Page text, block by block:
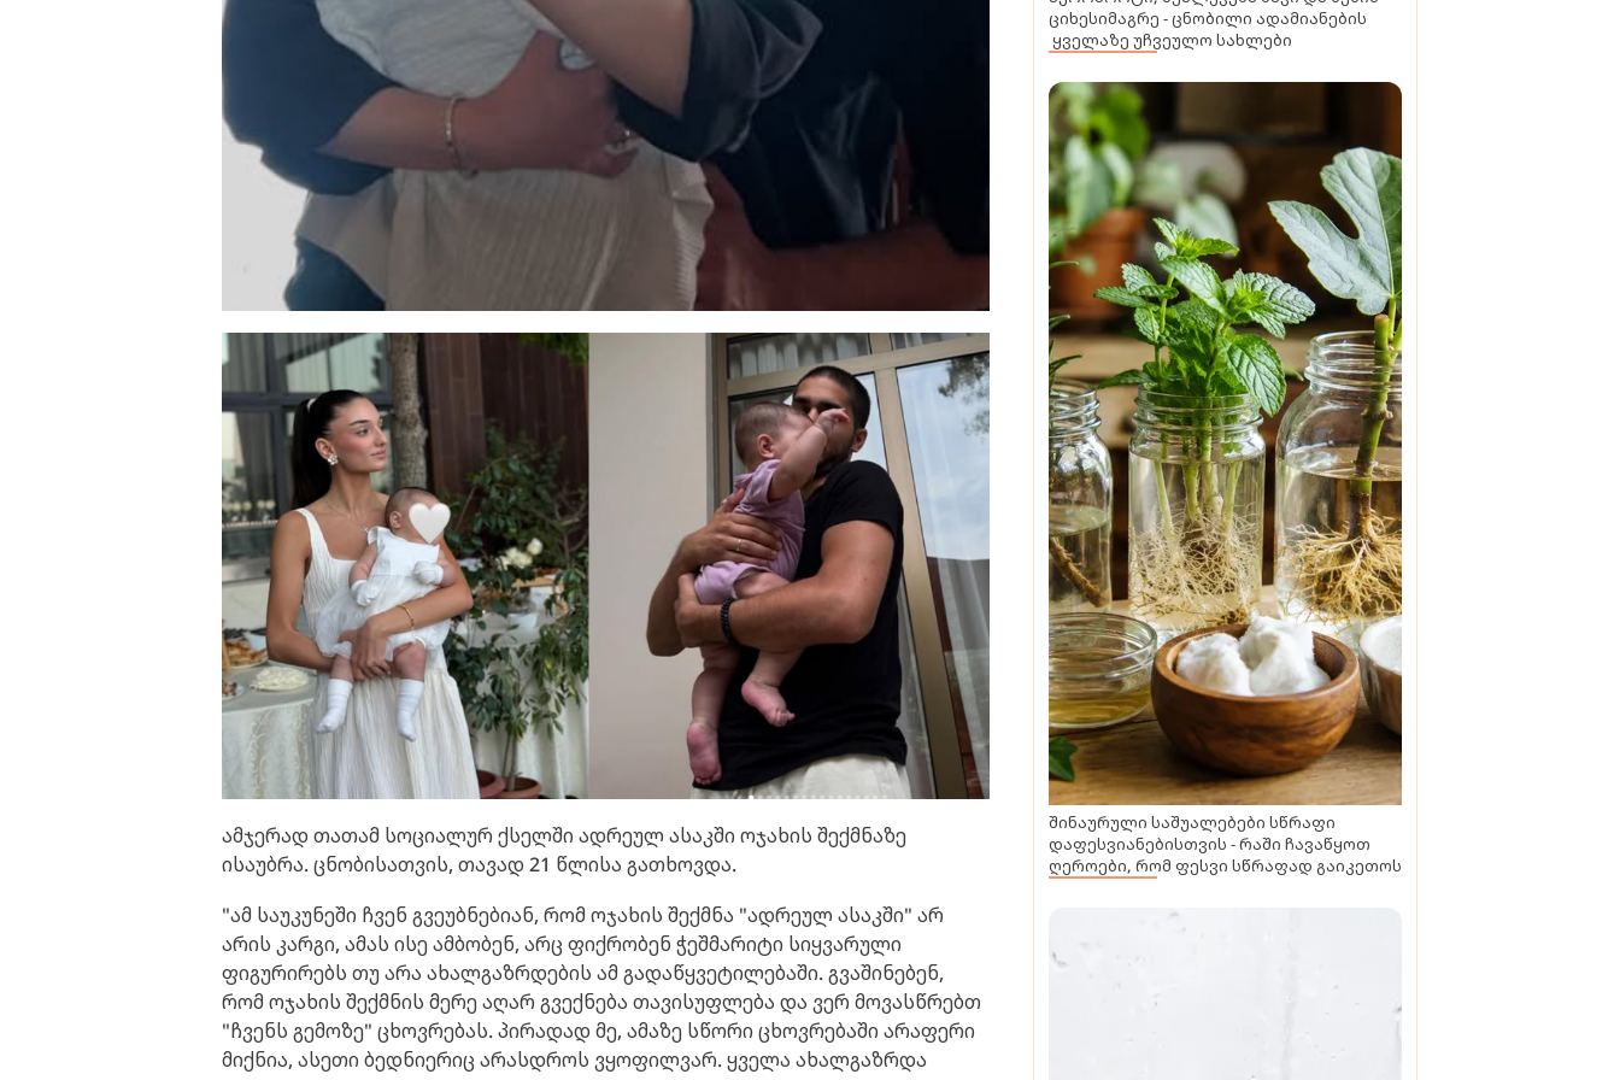
ამჯერად თათამ სოციალურ ქსელში ადრეულ ასაკში ოჯახის შექმნაზე
ისაუბრა. ცნობისათვის, თავად 21 წლისა გათხოვდა.
"ამ საუკუნეში ჩვენ გვეუბნებიან, რომ ოჯახის შექმნა "ადრეულ ასაკში" არ
არის კარგი, ამას ისე ამბობენ, არც ფიქრობენ ჭეშმარიტი სიყვარული
ფიგურირებს თუ არა ახალგაზრდების ამ გადაწყვეტილებაში. გვაშინებენ,
რომ ოჯახის შექმნის მერე აღარ გვექნება თავისუფლება და ვერ მოვასწრებთ
"ჩვენს გემოზე" ცხოვრებას. პირადად მე, ამაზე სწორი ცხოვრებაში არაფერი
მიქნია, ასეთი ბედნიერიც არასდროს ვყოფილვარ. ყველა ახალგაზრდა
ციხესიმაგრე - ცნობილი ადამიანების
ყველაზე უჩვეულო სახლები
შინაურული საშუალებები სწრაფი
დაფესვიანებისთვის - რაში ჩავაწყოთ
ღეროები, რომ ფესვი სწრაფად გაიკეთოს